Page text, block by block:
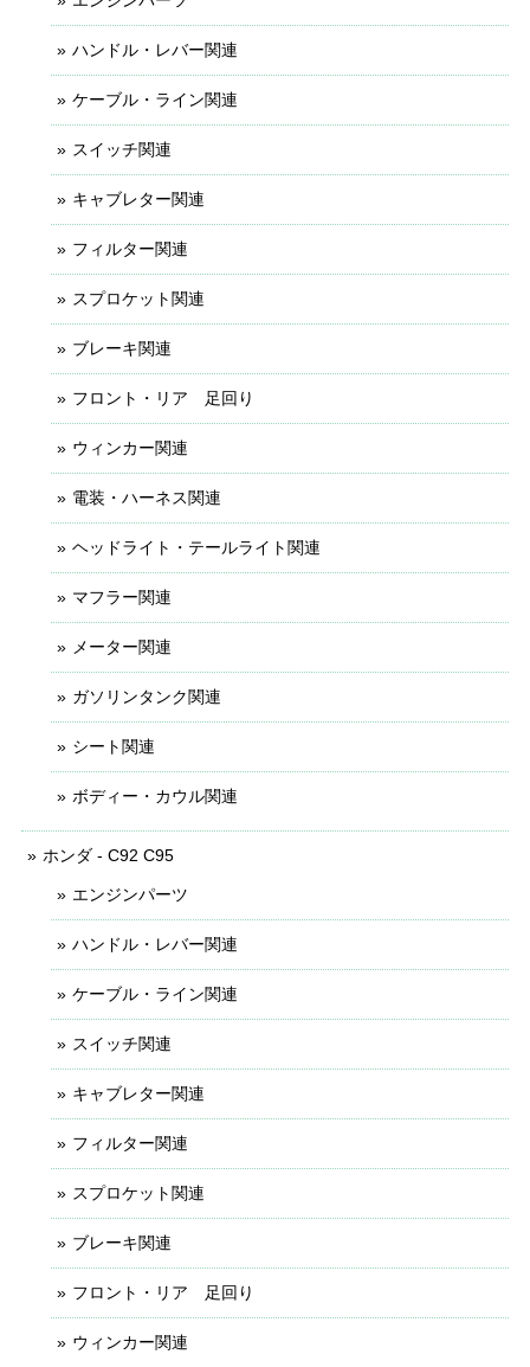
ハンドル・レバー関連
ケーブル・ライン関連
スイッチ関連
キャブレター関連
フィルター関連
スプロケット関連
ブレーキ関連
フロント・リア 足回り
ウィンカー関連
電装・ハーネス関連
ヘッドライト・テールライト関連
マフラー関連
メーター関連
ガソリンタンク関連
シート関連
ボディー・カウル関連
ホンダ - C92 C95
エンジンパーツ
ハンドル・レバー関連
ケーブル・ライン関連
スイッチ関連
キャブレター関連
フィルター関連
スプロケット関連
ブレーキ関連
フロント・リア 足回り
ウィンカー関連